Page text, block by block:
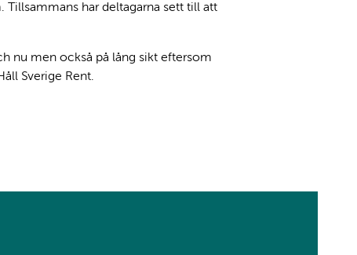
Tillsammans har deltagarna sett till att
nu men också på lång sikt eftersom
Sverige Rent.